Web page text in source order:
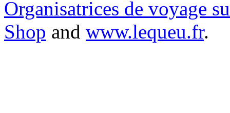
Organisatrices de voyage
Shop and www.lequeu.fr.